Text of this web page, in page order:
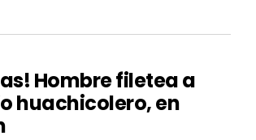
Hombre filetea a
huachicolero, en